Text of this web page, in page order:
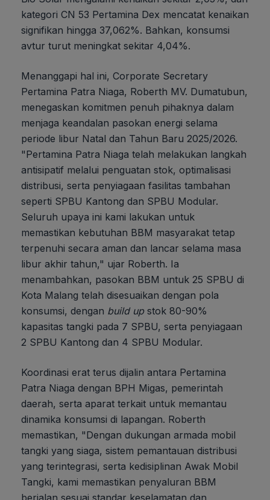
kategori CN 53 Pertamina Dex mencatat kenaikan
signifikan hingga 37,062%. Bahkan, konsumsi
avtur turut meningkat sekitar 4,04%.
Menanggapi hal ini, Corporate Secretary
Pertamina Patra Niaga, Roberth MV. Dumatubun,
menegaskan komitmen penuh pihaknya dalam
menjaga keandalan pasokan energi selama
periode libur Natal dan Tahun Baru 2025/2026.
"Pertamina Patra Niaga telah melakukan langkah
antisipatif melalui penguatan stok, optimalisasi
distribusi, serta penyiagaan fasilitas tambahan
seperti SPBU Kantong dan SPBU Modular.
Seluruh upaya ini kami lakukan untuk
memastikan kebutuhan BBM masyarakat tetap
terpenuhi secara aman dan lancar selama masa
libur akhir tahun," ujar Roberth. Ia
menambahkan, pasokan BBM untuk 25 SPBU di
Kota Malang telah disesuaikan dengan pola
konsumsi, dengan build upstok 80-90%
kapasitas tangki pada 7 SPBU, serta penyiagaan
2 SPBU Kantong dan 4 SPBU Modular.
Koordinasi erat terus dijalin antara Pertamina
Patra Niaga dengan BPH Migas, pemerintah
daerah, serta aparat terkait untuk memantau
dinamika konsumsi di lapangan. Roberth
memastikan, "Dengan dukungan armada mobil
tangki yang siaga, sistem pemantauan distribusi
yang terintegrasi, serta kedisiplinan Awak Mobil
Tangki, kami memastikan penyaluran BBM
berjalan sesuai standar keselamatan dan